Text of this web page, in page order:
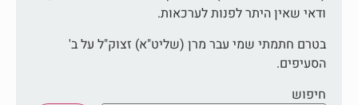
ודאי שאין היתר לפנות לערכאות.
בטרם חתמתי שמי עבר מרן (שליט"א) זצוק"ל על ב'
הסעיפים.
חיפוש